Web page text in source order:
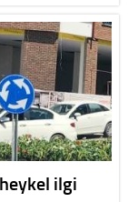
ilgi